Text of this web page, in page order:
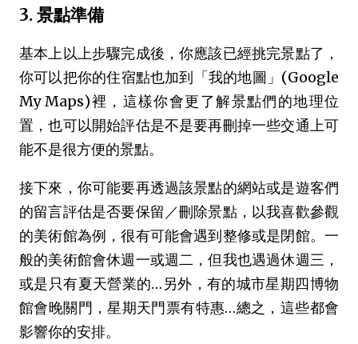
3. 景點準備
基本上以上步驟完成後，你應該已經挑完景點了，
你可以把你的住宿點也加到「我的地圖」(Google
My Maps)裡，這樣你會更了解景點們的地理位
置，也可以開始評估是不是要再刪掉一些交通上可
能不是很方便的景點。
接下來，你可能要再透過該景點的網站或是遊客們
的留言評估是否要保留／刪除景點，以我喜歡參觀
的美術館為例，很有可能會遇到整修或是閉館。一
般的美術館會休週一或週二，但我也遇過休週三，
或是只有夏天營業的…另外，有的城市星期四博物
館會晚關門，星期天門票有特惠…總之，這些都會
影響你的安排。